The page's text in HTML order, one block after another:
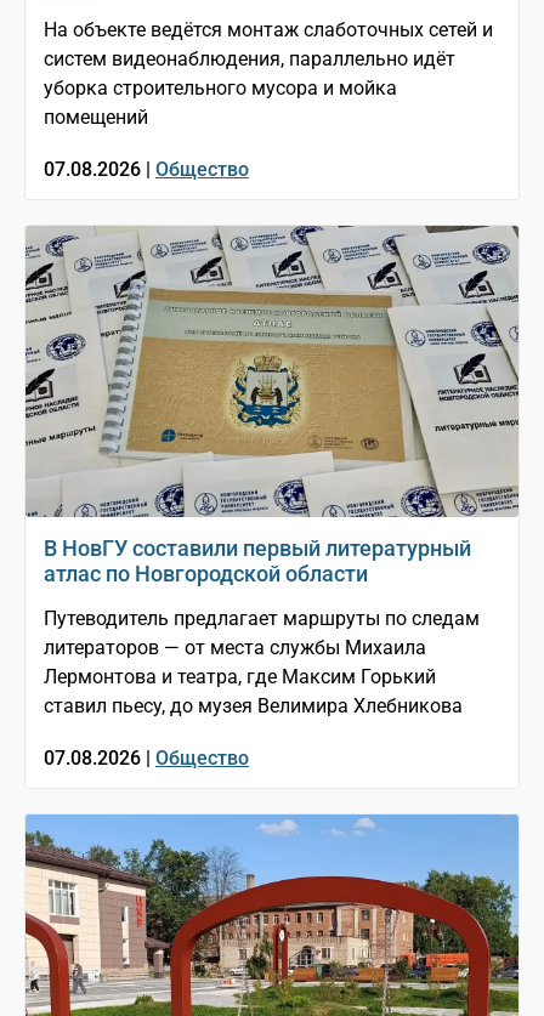
На объекте ведётся монтаж слаботочных сетей и
систем видеонаблюдения, параллельно идёт
уборка строительного мусора и мойка
помещений
07.08.2026 | Общество
В НовГУ составили первый литературный
атлас по Новгородской области
Путеводитель предлагает маршруты по следам
литераторов — от места службы Михаила
Лермонтова и театра, где Максим Горький
ставил пьесу, до музея Велимира Хлебникова
07.08.2026 | Общество